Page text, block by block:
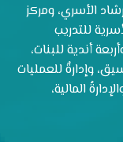
الإرشاد الأسري، ومركز
للتدريب
أندية للبنات،
وإدارةٌ للعمليات
المالية،